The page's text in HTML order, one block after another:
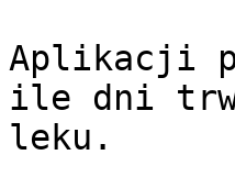
Aplikacji
ile dni
leku.